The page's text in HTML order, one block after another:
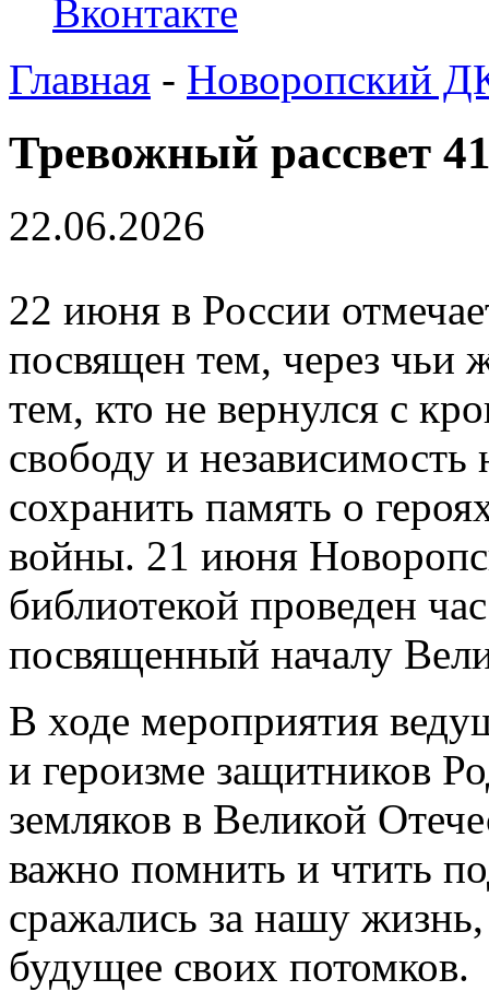
Главная - Новоропский
Тревожный рассвет
22.06.2026
22 июня в России
посвящен тем, через чьи
тем, кто не вернулся с
свободу и
сохранить память о
войны. 21 июня
библиотекой проведен
посвященный началу
В ходе мероприятия
и героизме защитников
земляков в Великой
важно помнить и чтить
сражались за нашу
будущее своих потомков.